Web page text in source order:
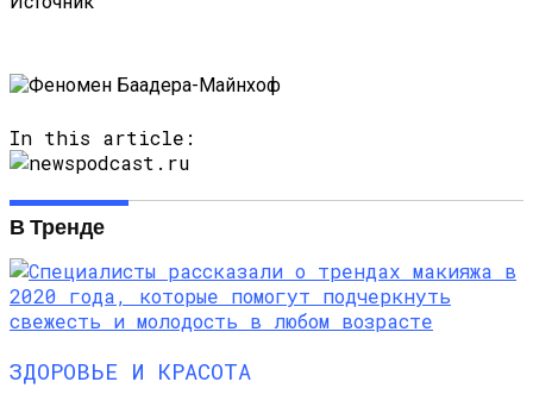
In this article:
В Тренде
ЗДОРОВЬЕ И КРАСОТА